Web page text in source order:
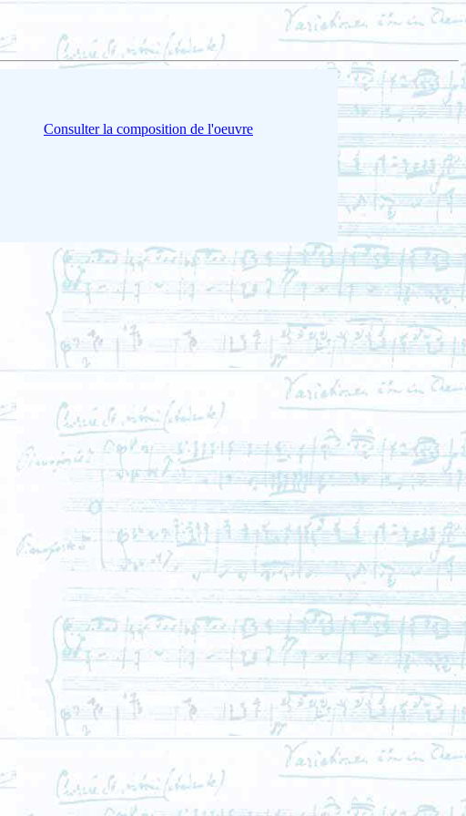
Consulter la composition de l'oeuvre